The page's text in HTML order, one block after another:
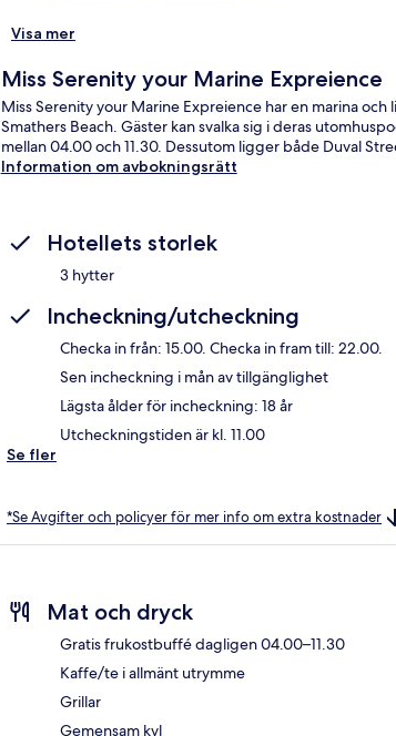
Visa mer
Miss Serenity your Marine Expreience
Miss Serenity your Marine Expreience har en marina
Smathers Beach. Gäster kan svalka sig i deras
mellan 04.00 och 11.30. Dessutom ligger både Duval
Information om avbokningsrätt
Hotellets storlek
3 hytter
Incheckning/utcheckning
Checka in från: 15.00. Checka in fram till: 22.00.
Sen incheckning i mån av tillgänglighet
Lägsta ålder för incheckning: 18 år
Utcheckningstiden är kl. 11.00
Se fler
*Se Avgifter och policyer för mer info om extra kostnader
Mat och dryck
Gratis frukostbuffé dagligen 04.00–11.30
Kaffe/te i allmänt utrymme
Grillar
Gemensam kyl